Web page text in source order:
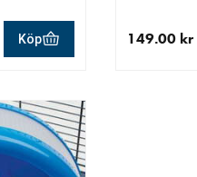
Köp 149.00 kr